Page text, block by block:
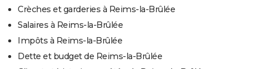
Crèches et garderies à Reims-la-Brûlée
Salaires à Reims-la-Brûlée
Impôts à Reims-la-Brûlée
Dette et budget de Reims-la-Brûlée